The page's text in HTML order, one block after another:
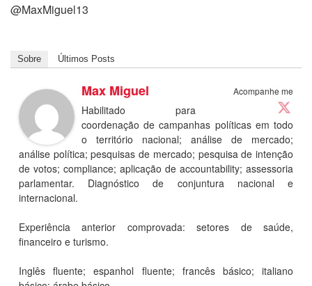
@MaxMiguel13
Sobre Últimos Posts
Acompanhe me
Max Miguel
Habilitado para
coordenação de campanhas políticas em todo
o território nacional; análise de mercado;
análise política; pesquisas de mercado; pesquisa de intenção
de votos; compliance; aplicação de accountability; assessoria
parlamentar. Diagnóstico de conjuntura nacional e
internacional.
Experiência anterior comprovada: setores de saúde,
financeiro e turismo.
Inglês fluente; espanhol fluente; francês básico; italiano